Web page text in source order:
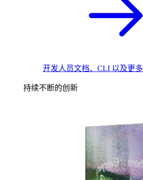
开发人员文档、CLI 以及更多
持续不断的创新